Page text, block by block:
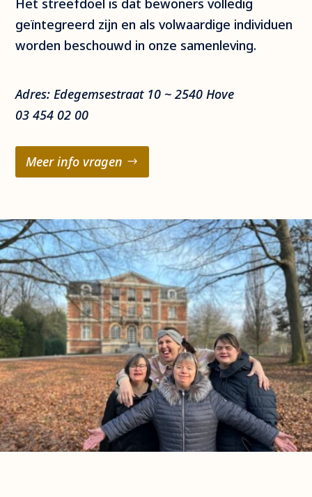
Het streefdoel is dat bewoners volledig
geïntegreerd zijn en als volwaardige individuen
worden beschouwd in onze samenleving.
Adres: Edegemsestraat 10 ~ 2540 Hove
03 454 02 00
Meer info vragen